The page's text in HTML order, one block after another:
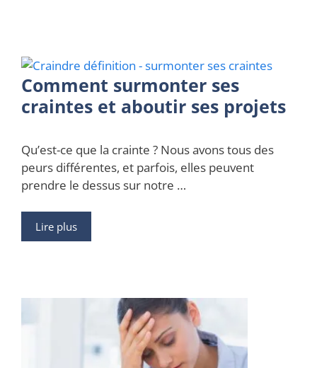
Comment surmonter ses
craintes et aboutir ses projets
Qu’est-ce que la crainte ? Nous avons tous des
peurs différentes, et parfois, elles peuvent
prendre le dessus sur notre …
Lire plus